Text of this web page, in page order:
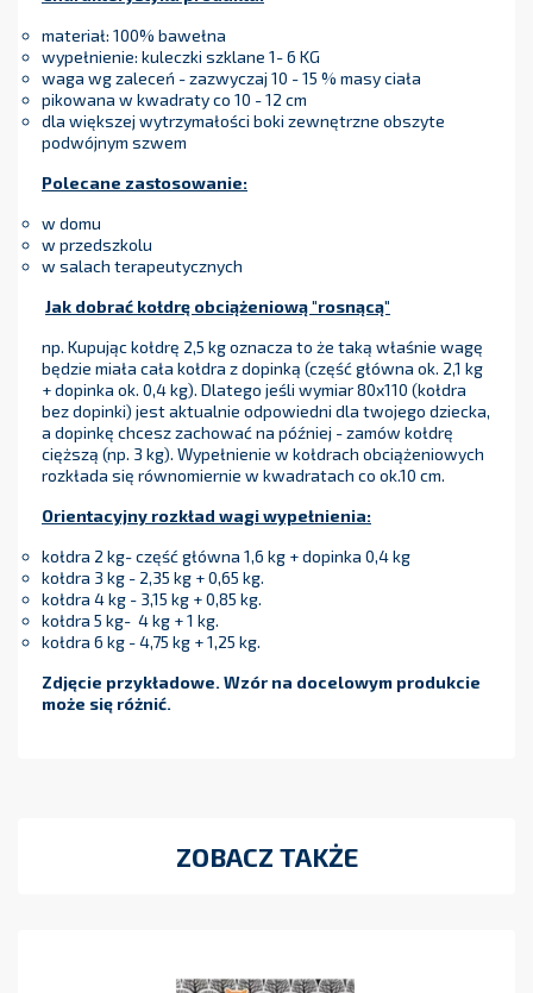
materiał: 100% bawełna
wypełnienie: kuleczki szklane 1- 6 KG
waga wg zaleceń - zazwyczaj 10 - 15 % masy ciała
pikowana w kwadraty co 10 - 12 cm
dla większej wytrzymałości boki zewnętrzne obszyte
podwójnym szwem
Polecane zastosowanie:
w domu
w przedszkolu
w salach terapeutycznych
Jak dobrać kołdrę obciążeniową "rosnącą"
np. Kupując kołdrę 2,5 kg oznacza to że taką właśnie wagę
będzie miała cała kołdra z dopinką (część główna ok. 2,1 kg
+ dopinka ok. 0,4 kg). Dlatego jeśli wymiar 80x110 (kołdra
bez dopinki) jest aktualnie odpowiedni dla twojego dziecka,
a dopinkę chcesz zachować na później - zamów kołdrę
cięższą (np. 3 kg). Wypełnienie w kołdrach obciążeniowych
rozkłada się równomiernie w kwadratach co ok.10 cm.
Orientacyjny rozkład wagi wypełnienia:
kołdra 2 kg- część główna 1,6 kg + dopinka 0,4 kg
kołdra 3 kg - 2,35 kg + 0,65 kg.
kołdra 4 kg - 3,15 kg + 0,85 kg.
kołdra 5 kg- 4 kg + 1 kg.
kołdra 6 kg - 4,75 kg + 1,25 kg.
Zdjęcie przykładowe. Wzór na docelowym produkcie
może się różnić.
ZOBACZ TAKŻE